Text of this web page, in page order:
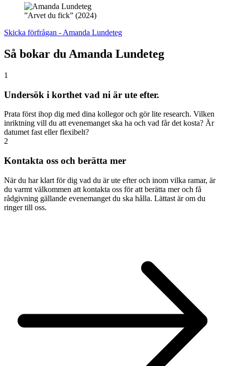
”Arvet du fick” (2024)
Skicka förfrågan - Amanda Lundeteg
Så bokar du Amanda Lundeteg
1
Undersök i korthet vad ni är ute efter.
Prata först ihop dig med dina kollegor och gör lite research. Vilken
inriktning vill du att evenemanget ska ha och vad får det kosta? Är
datumet fast eller flexibelt?
2
Kontakta oss och berätta mer
När du har klart för dig vad du är ute efter och inom vilka ramar, är
du varmt välkommen att kontakta oss för att berätta mer och få
rådgivning gällande evenemanget du ska hålla. Lättast är om du
ringer till oss.